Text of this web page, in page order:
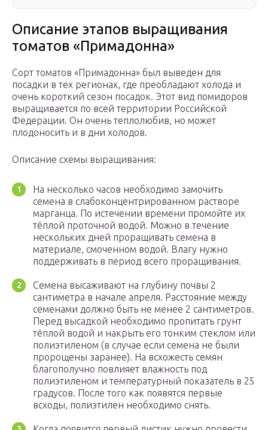
Описание этапов выращивания
томатов «Примадонна»
Сорт томатов «Примадонна» был выведен для
посадки в тех регионах, где преобладают холода и
очень короткий сезон посадок. Этот вид помидоров
выращивается по всей территории Российской
Федерации. Он очень теплолюбив, но может
плодоносить и в дни холодов.
Описание схемы выращивания:
На несколько часов необходимо замочить
семена в слабоконцентрированном растворе
марганца. По истечении времени промойте их
тёплой проточной водой. Можно в течение
нескольких дней проращивать семена в
материале, смоченном водой. Влагу нужно
поддерживать в период всего проращивания.
Семена высаживают на глубину почвы 2
сантиметра в начале апреля. Расстояние между
семенами должно быть не менее 2 сантиметров.
Перед высадкой необходимо пропитать грунт
тёплой водой и накрыть его тонким стеклом или
полиэтиленом (в случае если семена не были
пророщены заранее). На всхожесть семян
благополучно повлияет влажность под
полиэтиленом и температурный показатель в 25
градусов. После того как появятся первые
всходы, полиэтилен необходимо снять.